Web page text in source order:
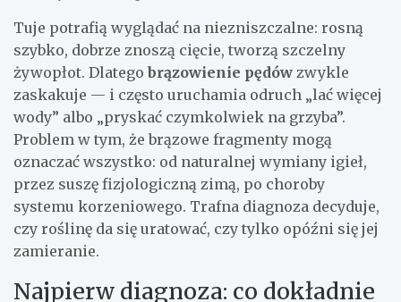
Tuje potrafią wyglądać na niezniszczalne: rosną
szybko, dobrze znoszą cięcie, tworzą szczelny
żywopłot. Dlatego brązowienie pędów zwykle
zaskakuje — i często uruchamia odruch „lać więcej
wody” albo „pryskać czymkolwiek na grzyba”.
Problem w tym, że brązowe fragmenty mogą
oznaczać wszystko: od naturalnej wymiany igieł,
przez suszę fizjologiczną zimą, po choroby
systemu korzeniowego. Trafna diagnoza decyduje,
czy roślinę da się uratować, czy tylko opóźni się jej
zamieranie.
Najpierw diagnoza: co dokładnie